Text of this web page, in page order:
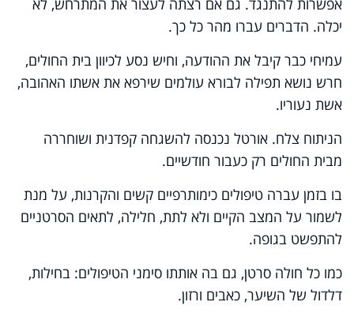
יכלה. הדברים עברו מהר כל כך.
עמיחי כבר קיבל את ההודעה, וחיש נסע לכיוון בית החולים,
חרש נושא תפילה לבורא עולמים שירפא את אשתו האהובה,
אשת נעוריו.
הניתוח צלח. אורטל נכנסה להשגחה קפדנית ושוחררה
מבית החולים רק כעבור חודשיים.
בו בזמן עברה טיפולים כימותרפיים קשים והקרנות, על מנת
לשמור על המצב הקיים ולא לתת, חלילה, לתאים הסרטניים
להתפשט בגופה.
כמו כל חולה סרטן, גם בה אותתו סימני הטיפולים: בחילות,
דלדול של השיער, כאבים ורזון.